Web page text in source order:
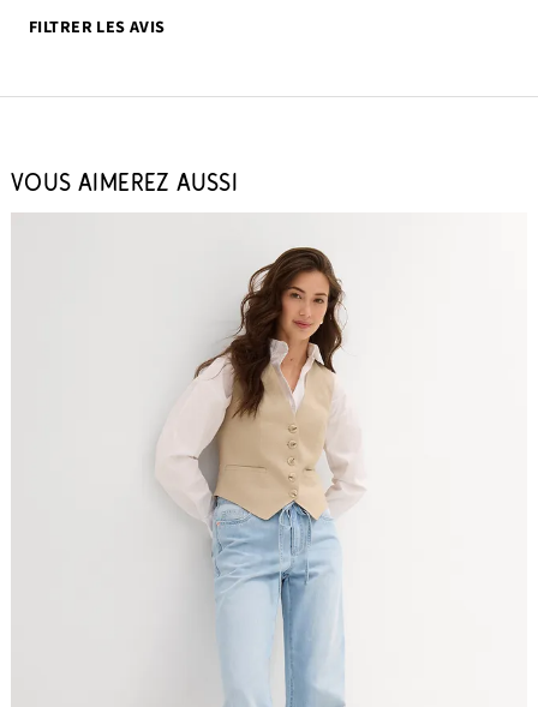
FILTRER LES AVIS
VOUS AIMEREZ AUSSI